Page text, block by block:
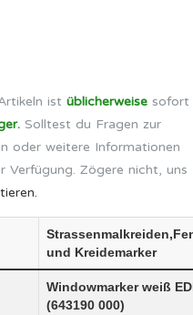
ist üblicherweise sofort
Solltest du Fragen zur
oder weitere Informationen
Verfügung. Zögere nicht, uns
und Kreidemarker
Windowmarker weiß
(643190 000)